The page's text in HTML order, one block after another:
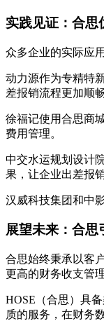
实践见证：合思
众多企业的实际应
动力源作为专精特
差报销流程更加顺畅
徐福记使用合思商
费用管理。
中交水运规划设计
果，让企业出差报
汉威科技集团和中
展望未来：合思
合思始终秉承以客
更高的财务收支管
HOSE（合思）具
质的服务，在财务